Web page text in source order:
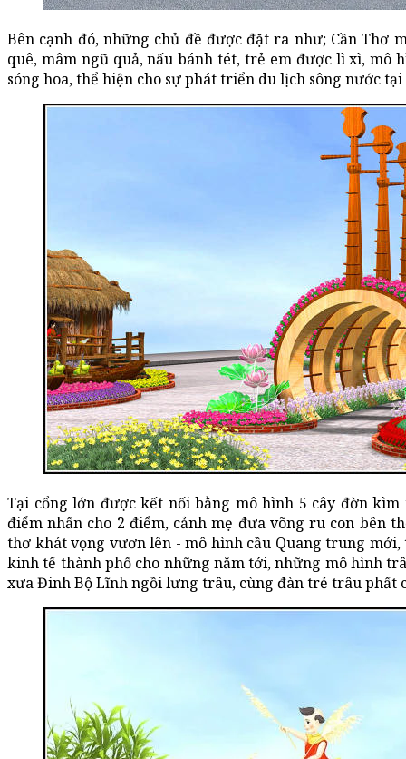
Bên cạnh đó, những chủ đề được đặt ra như; Cần Thơ
quê, mâm ngũ quả, nấu bánh tét, trẻ em được lì xì, mô
sóng hoa, thể hiện cho sự phát triển du lịch sông nước
Tại cổng lớn được kết nối bằng mô hình 5 cây đờn
điểm nhấn cho 2 điểm, cảnh mẹ đưa võng ru con bên
thơ khát vọng vươn lên - mô hình cầu Quang trung
kinh tế thành phố cho những năm tới, những mô hình
xưa Đinh Bộ Lĩnh ngồi lưng trâu, cùng đàn trẻ trâu phất